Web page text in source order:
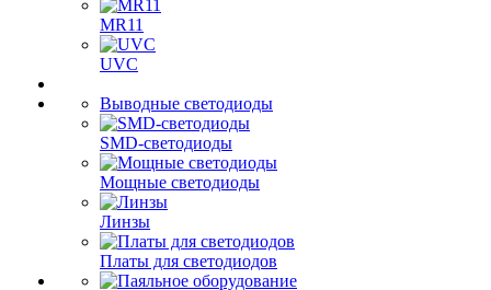
MR11
UVC
Выводные светодиоды
SMD-светодиоды
Мощные светодиоды
Линзы
Платы для светодиодов